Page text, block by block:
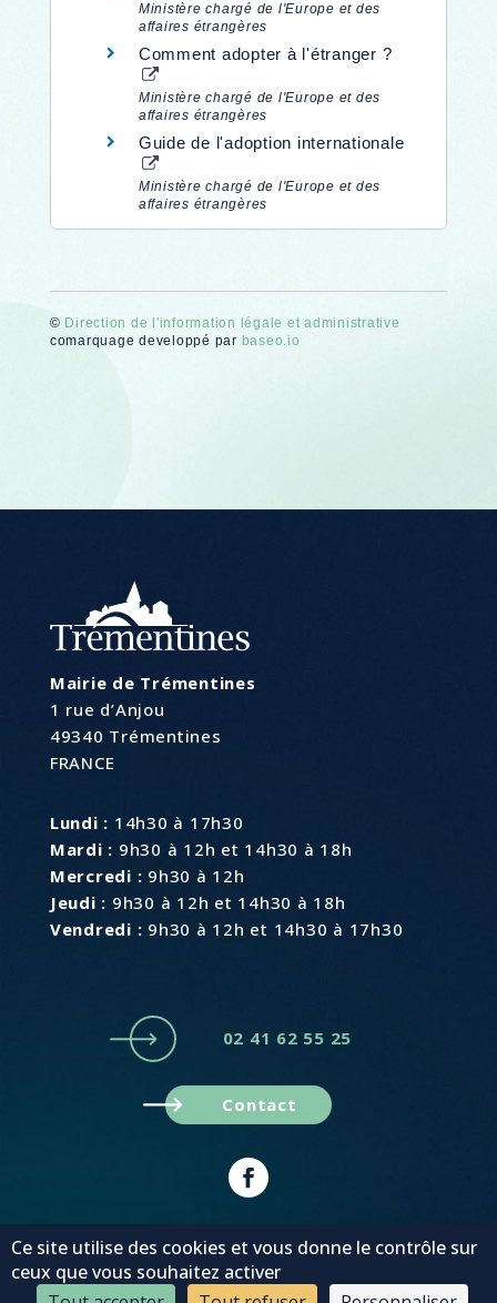
Ministère chargé de l'Europe et des
affaires étrangères
Comment adopter à l'étranger ?
Ministère chargé de l'Europe et des
affaires étrangères
Guide de l'adoption internationale
Ministère chargé de l'Europe et des
affaires étrangères
© Direction de l'information légale et administrative
comarquage developpé par baseo.io
Mairie de Trémentines
1 rue d’Anjou
49340 Trémentines
FRANCE
Lundi : 14h30 à 17h30
Mardi : 9h30 à 12h et 14h30 à 18h
Mercredi : 9h30 à 12h
Jeudi : 9h30 à 12h et 14h30 à 18h
Vendredi : 9h30 à 12h et 14h30 à 17h30
02 41 62 55 25
Contact
Plan du site
Mentions légales
© MonaGraphic 2022
Ce site utilise des cookies et vous donne le contrôle sur
ceux que vous souhaitez activer